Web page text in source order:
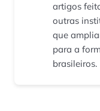
artigos
outras
que
para a
brasileiros.